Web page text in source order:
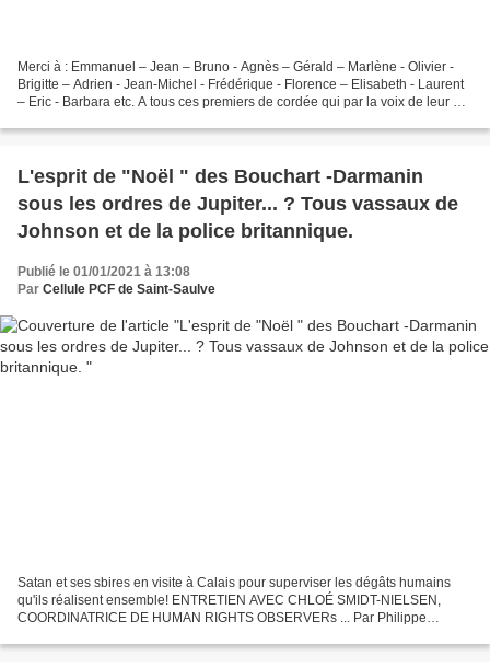
Merci à : Emmanuel – Jean – Bruno - Agnès – Gérald – Marlène - Olivier -
Brigitte – Adrien - Jean-Michel - Frédérique - Florence – Elisabeth - Laurent
– Eric - Barbara etc. A tous ces premiers de cordée qui par la voix de leur «
L'esprit de "Noël " des Bouchart -Darmanin
sous les ordres de Jupiter... ? Tous vassaux de
Johnson et de la police britannique.
Publié le 01/01/2021 à 13:08
Par Cellule PCF de Saint-Saulve
Satan et ses sbires en visite à Calais pour superviser les dégâts humains
qu'ils réalisent ensemble! ENTRETIEN AVEC CHLOÉ SMIDT-NIELSEN,
COORDINATRICE DE HUMAN RIGHTS OBSERVERs ... Par Philippe